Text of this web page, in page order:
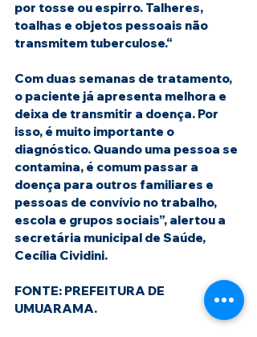
por tosse ou espirro. Talheres,
toalhas e objetos pessoais não
transmitem tuberculose.“
Com duas semanas de tratamento,
o paciente já apresenta melhora e
deixa de transmitir a doença. Por
isso, é muito importante o
diagnóstico. Quando uma pessoa se
contamina, é comum passar a
doença para outros familiares e
pessoas de convívio no trabalho,
escola e grupos sociais”, alertou a
secretária municipal de Saúde,
Cecília Cividini.
FONTE: PREFEITURA DE
UMUARAMA.